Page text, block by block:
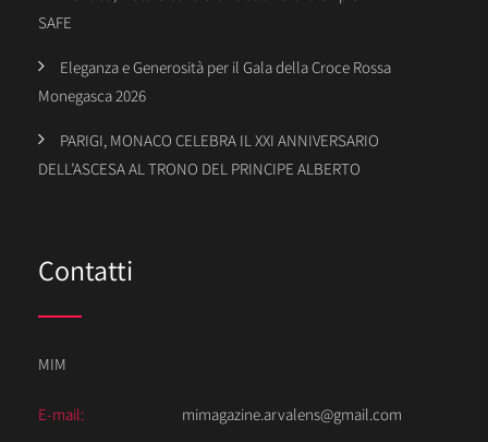
SAFE
Eleganza e Generosità per il Gala della Croce Rossa
Monegasca 2026
PARIGI, MONACO CELEBRA IL XXI ANNIVERSARIO
DELL’ASCESA AL TRONO DEL PRINCIPE ALBERTO
Contatti
MIM
E-mail: mimagazine.arvalens@gmail.com